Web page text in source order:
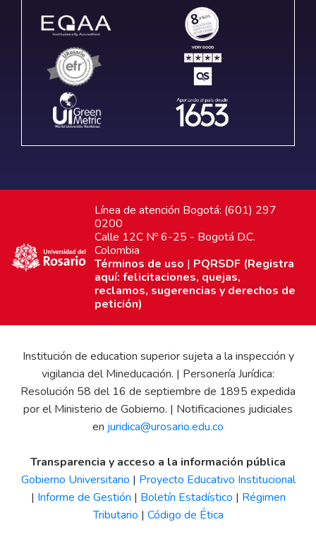
Línea de atención Bogotá: (601) 297
0200
Calle 12C Nº 6-25 - Bogotá D.C.
Colombia
Términos de uso | PQRSDF (Registra
aquí: felicitaciones, quejas,
reclamos, sugerencias y derechos de
petición)
Institución de education superior sujeta a la inspección y
vigilancia del Mineducación. | Personería Jurídica:
Resolución 58 del 16 de septiembre de 1895 expedida
por el Ministerio de Gobierno. | Notificaciones judiciales
en juridica@urosario.edu.co
Transparencia y acceso a la información pública
Gobierno Universitario | Proyecto Educativo Institucional
| Informe de Gestión | Boletín Estadístico | Régimen
Tributario | Código de Ética